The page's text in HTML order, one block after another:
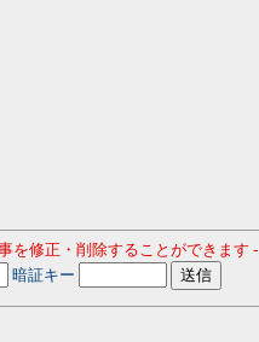
を修正・削除することができます -
暗証キー